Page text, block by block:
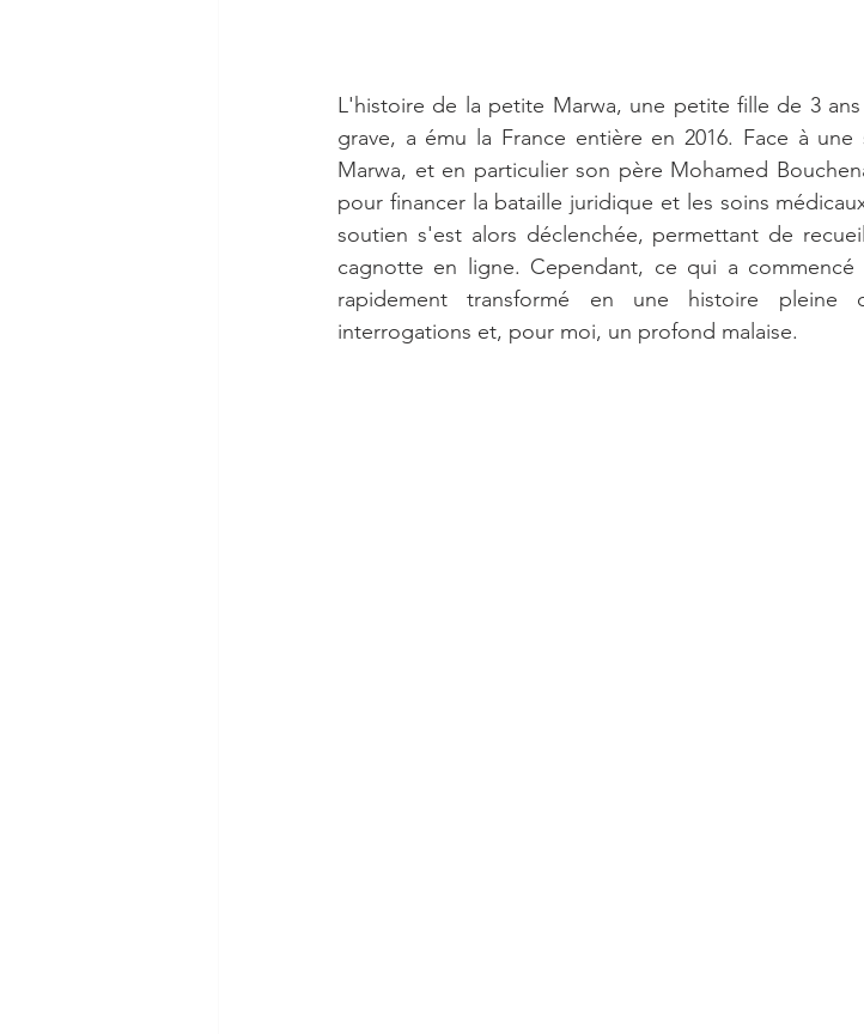
L'histoire de la petite Marwa, une petite fille de 3
grave, a ému la France entière en 2016. Face à
Marwa, et en particulier son père Mohamed
pour financer la bataille juridique et les soins
soutien s'est alors déclenchée, permettant de
cagnotte en ligne. Cependant, ce qui a
rapidement transformé en une histoire pleine
interrogations et, pour moi, un profond malaise.